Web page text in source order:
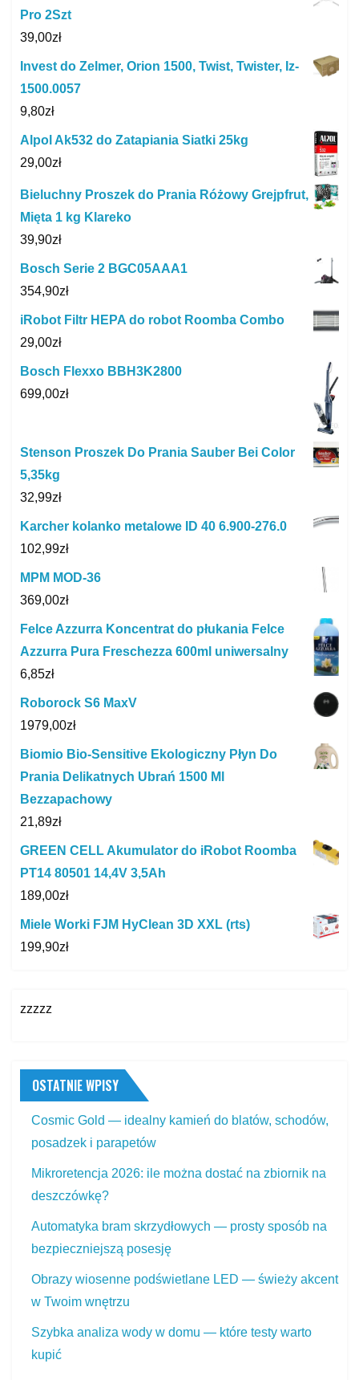
Pro 2Szt
39,00zł
Invest do Zelmer, Orion 1500, Twist, Twister, Iz-
1500.0057
9,80zł
Alpol Ak532 do Zatapiania Siatki 25kg
29,00zł
Bieluchny Proszek do Prania Różowy Grejpfrut,
Mięta 1 kg Klareko
39,90zł
Bosch Serie 2 BGC05AAA1
354,90zł
iRobot Filtr HEPA do robot Roomba Combo
29,00zł
Bosch Flexxo BBH3K2800
699,00zł
Stenson Proszek Do Prania Sauber Bei Color
5,35kg
32,99zł
Karcher kolanko metalowe ID 40 6.900-276.0
102,99zł
MPM MOD-36
369,00zł
Felce Azzurra Koncentrat do płukania Felce
Azzurra Pura Freschezza 600ml uniwersalny
6,85zł
Roborock S6 MaxV
1979,00zł
Biomio Bio-Sensitive Ekologiczny Płyn Do
Prania Delikatnych Ubrań 1500 Ml
Bezzapachowy
21,89zł
GREEN CELL Akumulator do iRobot Roomba
PT14 80501 14,4V 3,5Ah
189,00zł
Miele Worki FJM HyClean 3D XXL (rts)
199,90zł
zzzzz
OSTATNIE WPISY
Cosmic Gold — idealny kamień do blatów, schodów,
posadzek i parapetów
Mikroretencja 2026: ile można dostać na zbiornik na
deszczówkę?
Automatyka bram skrzydłowych — prosty sposób na
bezpieczniejszą posesję
Obrazy wiosenne podświetlane LED — świeży akcent
w Twoim wnętrzu
Szybka analiza wody w domu — które testy warto
kupić